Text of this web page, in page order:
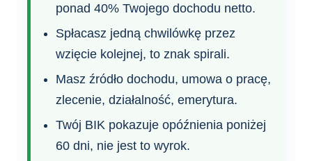
ponad 40% Twojego dochodu netto.
Spłacasz jedną chwilówkę przez
wzięcie kolejnej, to znak spirali.
Masz źródło dochodu, umowa o pracę,
zlecenie, działalność, emerytura.
Twój BIK pokazuje opóźnienia poniżej
60 dni, nie jest to wyrok.